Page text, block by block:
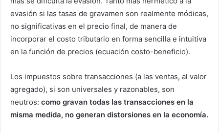
evasión si las tasas de gravamen son realmente módicas,
no significativas en el precio final, de manera de
incorporar el costo tributario en forma sencilla e intuitiva
en la función de precios (ecuación costo-beneficio).
Los impuestos sobre transacciones (a las ventas, al valor
agregado), si son universales y razonables, son
neutros: como gravan todas las transacciones en la
misma medida, no generan distorsiones en la economía.